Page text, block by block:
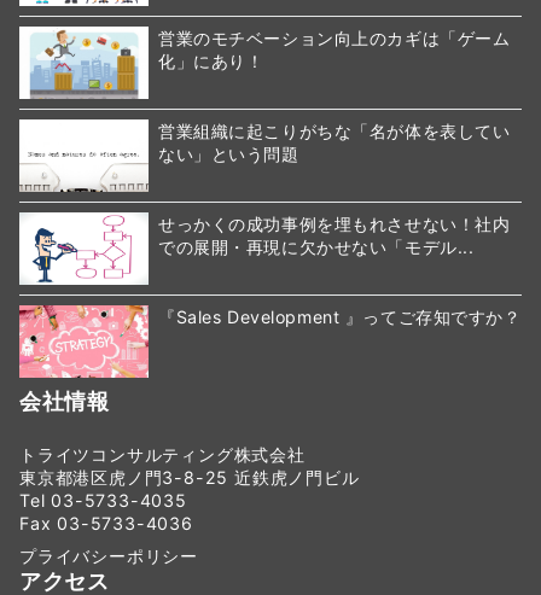
営業のモチベーション向上のカギは「ゲーム
化」にあり！
営業組織に起こりがちな「名が体を表してい
ない」という問題
せっかくの成功事例を埋もれさせない！社内
での展開・再現に欠かせない「モデル...
『Sales Development 』ってご存知ですか？
会社情報
トライツコンサルティング株式会社
東京都港区虎ノ門3-8-25 近鉄虎ノ門ビル
Tel 03-5733-4035
Fax 03-5733-4036
プライバシーポリシー
アクセス